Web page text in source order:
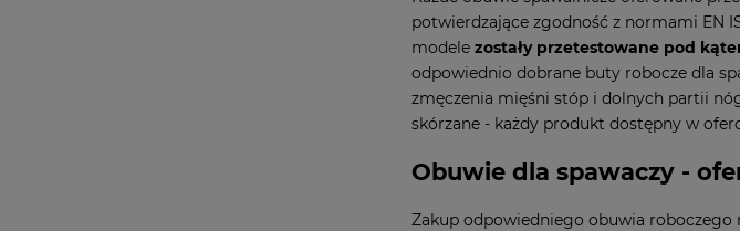
potwierdzające zgodność z normami EN
modele zostały przetestowane pod
odpowiednio dobrane buty robocze dla
zmęczenia mięśni stóp i dolnych partii
skórzane - każdy produkt dostępny w
Obuwie dla spawaczy -
Zakup odpowiedniego obuwia roboczego